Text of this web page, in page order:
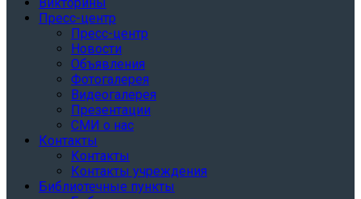
Викторины
Пресс-центр
Пресс-центр
Новости
Объявления
Фотогалерея
Видеогалерея
Презентации
СМИ о нас
Контакты
Контакты
Контакты учреждения
Библиотечные пункты